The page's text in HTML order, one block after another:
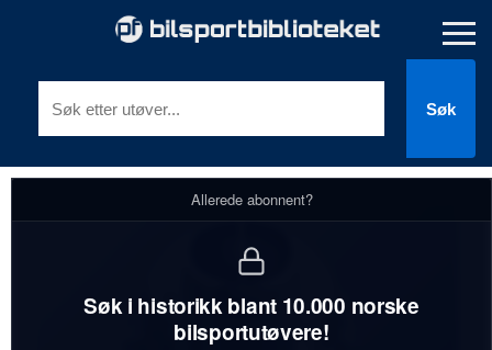
Søk
Allerede abonnent?
Søk i historikk blant 10.000 norske
bilsportutøvere!